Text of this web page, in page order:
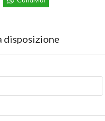
disposizione